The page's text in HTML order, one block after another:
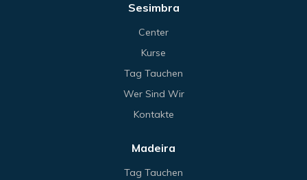
Sesimbra
Center
Kurse
Tag Tauchen
Wer Sind Wir
Kontakte
Madeira
Tag Tauchen